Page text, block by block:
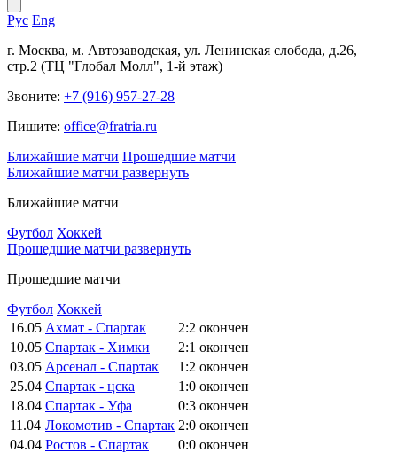
Рус Eng
г. Москва, м. Автозаводская, ул. Ленинская слобода, д.26,
стр.2 (ТЦ "Глобал Молл", 1-й этаж)
Звоните: +7 (916) 957-27-28
Пишите: office@fratria.ru
Ближайшие матчи Прошедшие матчи
Ближайшие матчи развернуть
Ближайшие матчи
Футбол Хоккей
Прошедшие матчи развернуть
Прошедшие матчи
Футбол Хоккей
16.05 Ахмат - Спартак 2:2 окончен
10.05 Спартак - Химки 2:1 окончен
03.05 Арсенал - Спартак 1:2 окончен
25.04 Спартак - цска 1:0 окончен
18.04 Спартак - Уфа 0:3 окончен
11.04 Локомотив - Спартак 2:0 окончен
04.04 Ростов - Спартак 0:0 окончен